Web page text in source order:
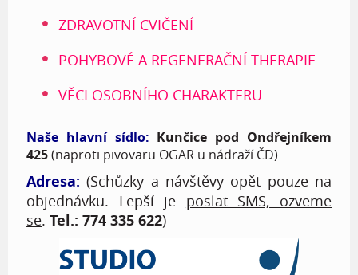
ZDRAVOTNÍ CVIČENÍ
POHYBOVÉ A REGENERAČNÍ THERAPIE
VĚCI OSOBNÍHO CHARAKTERU
Naše hlavní sídlo: Kunčice pod Ondřejníkem
425(naproti pivovaru OGAR u nádraží ČD)
Adresa: (Schůzky a návštěvy opět pouze na
objednávku. Lepší je poslat SMS, ozveme
se. Tel.: 774 335 622)